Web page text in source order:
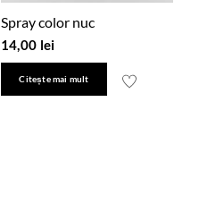
Spray color nuc
14,00 lei
Citește mai mult